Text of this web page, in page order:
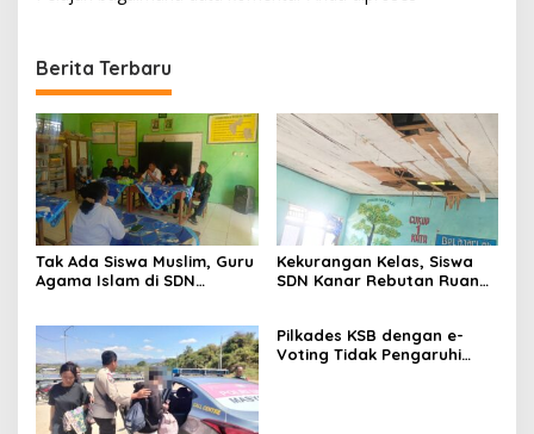
Berita Terbaru
Tak Ada Siswa Muslim, Guru
Agama Islam di SDN
Kekurangan Kelas, Siswa
SDN Kanar Rebutan Ruang
Pilkades KSB dengan e-
Voting Tidak Pengaruhi